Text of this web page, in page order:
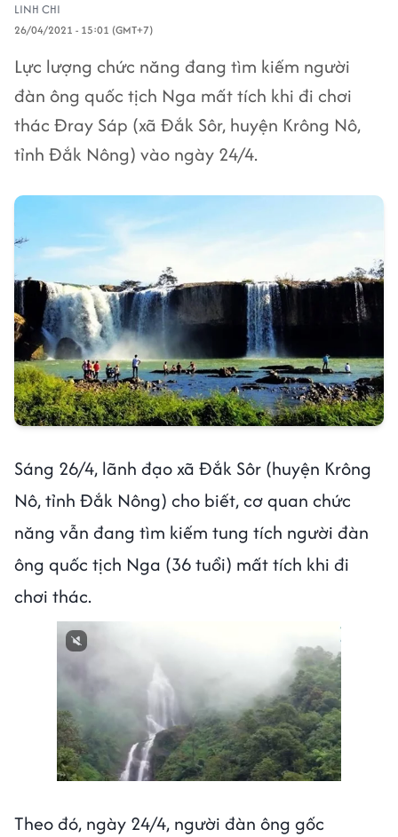
LINH CHI
26/04/2021 - 15:01 (GMT+7)
Lực lượng chức năng đang tìm kiếm người
đàn ông quốc tịch Nga mất tích khi đi chơi
thác Đray Sáp (xã Đắk Sôr, huyện Krông Nô,
tỉnh Đắk Nông) vào ngày 24/4.
Sáng 26/4, lãnh đạo xã Đắk Sôr (huyện Krông
Nô, tỉnh Đắk Nông) cho biết, cơ quan chức
năng vẫn đang tìm kiếm tung tích người đàn
ông quốc tịch Nga (36 tuổi) mất tích khi đi
chơi thác.
Theo đó, ngày 24/4, người đàn ông gốc